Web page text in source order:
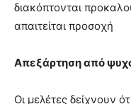
διακόπτονται
απαιτείται προσοχή
Απεξάρτηση από
Οι μελέτες δείχνουν